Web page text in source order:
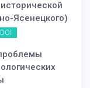
Ясенецкого)
DOI